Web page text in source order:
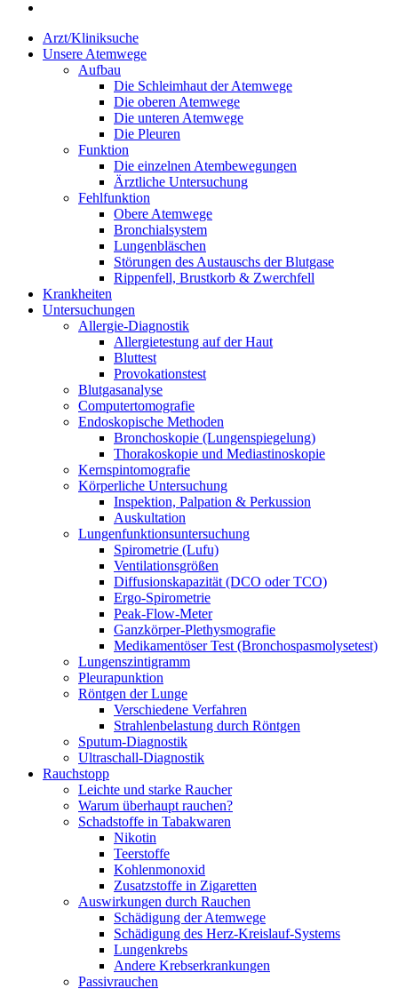
Arzt/Kliniksuche
Unsere Atemwege
Aufbau
Die Schleimhaut der Atemwege
Die oberen Atemwege
Die unteren Atemwege
Die Pleuren
Funktion
Die einzelnen Atembewegungen
Ärztliche Untersuchung
Fehlfunktion
Obere Atemwege
Bronchialsystem
Lungenbläschen
Störungen des Austauschs der Blutgase
Rippenfell, Brustkorb & Zwerchfell
Krankheiten
Untersuchungen
Allergie-Diagnostik
Allergietestung auf der Haut
Bluttest
Provokationstest
Blutgasanalyse
Computertomografie
Endoskopische Methoden
Bronchoskopie (Lungenspiegelung)
Thorakoskopie und Mediastinoskopie
Kernspintomografie
Körperliche Untersuchung
Inspektion, Palpation & Perkussion
Auskultation
Lungenfunktionsuntersuchung
Spirometrie (Lufu)
Ventilationsgrößen
Diffusionskapazität (DCO oder TCO)
Ergo-Spirometrie
Peak-Flow-Meter
Ganzkörper-Plethysmografie
Medikamentöser Test (Bronchospasmolysetest)
Lungenszintigramm
Pleurapunktion
Röntgen der Lunge
Verschiedene Verfahren
Strahlenbelastung durch Röntgen
Sputum-Diagnostik
Ultraschall-Diagnostik
Rauchstopp
Leichte und starke Raucher
Warum überhaupt rauchen?
Schadstoffe in Tabakwaren
Nikotin
Teerstoffe
Kohlenmonoxid
Zusatzstoffe in Zigaretten
Auswirkungen durch Rauchen
Schädigung der Atemwege
Schädigung des Herz-Kreislauf-Systems
Lungenkrebs
Andere Krebserkrankungen
Passivrauchen